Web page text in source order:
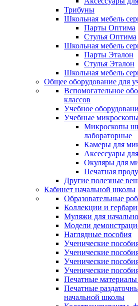
Трибуны
Школьная мебель
Парты Оптима
Стулья Оптима
Школьная мебель
Парты Эталон
Стулья Эталон
Школьная мебель
Общее оборудование для
Вспомогательное
классов
Учебное
Учебные
Микроскопы
лабораторные
Камеры для
Аксессуары
Окуляры для
Печатная
Другие полезные
Кабинет начальной школы
Образовательные
Коллекции и
Муляжи для
Модели
Наглядные пособия
Ученические
Ученические
Ученические
Ученические
Печатные
Печатные
начальной школы